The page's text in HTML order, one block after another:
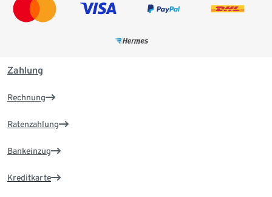
Zahlung
Rechnung
Ratenzahlung
Bankeinzug
Kreditkarte